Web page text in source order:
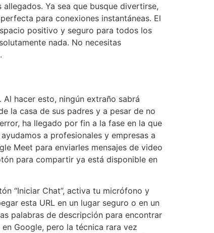
Ya sea que busque divertirse,
para conexiones instantáneas. El
positivo y seguro para todos los
nada. No necesitas
hacer esto, ningún extraño sabrá
la casa de sus padres y a pesar de no
ha llegado por fin a la fase en la que
a profesionales y empresas a
Meet para enviarles mensajes de video
para compartir ya está disponible en
“Iniciar Chat”, activa tu micrófono y
esta URL en un lugar seguro o en un
palabras de descripción para encontrar
Google, pero la técnica rara vez